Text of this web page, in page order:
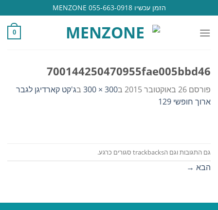
to
content
הזמן עכשיו 055-663-0918 MENZONE
0
700144250470955fae005bbd46
פורסם 26 באוקטובר 2015 ב300 × 300 בג'קט קארדיגן לגבר
ארוך חופשי 129
גם התגובות וגם הtrackbacks סגורים כרגע.
הבא →